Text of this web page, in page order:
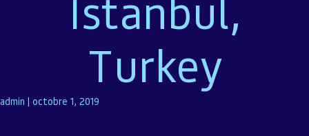
Istanbul,
Turkey
admin | octobre 1, 2019